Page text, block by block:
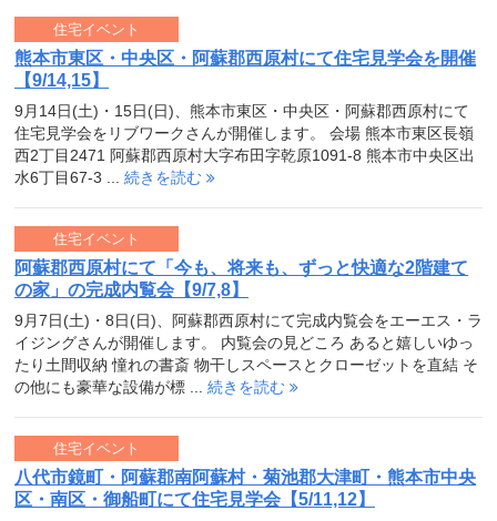
熊本市東区・中央区・阿蘇郡西原村にて住宅見学会を開催
【9/14,15】
9月14日(土)・15日(日)、熊本市東区・中央区・阿蘇郡西原村にて
住宅見学会をリブワークさんが開催します。 会場 熊本市東区長嶺
西2丁目2471 阿蘇郡西原村大字布田字乾原1091-8 熊本市中央区出
水6丁目67-3 ... 続きを読む
住宅イベント
阿蘇郡西原村にて「今も、将来も、ずっと快適な2階建て
の家」の完成内覧会【9/7,8】
9月7日(土)・8日(日)、阿蘇郡西原村にて完成内覧会をエーエス・ラ
イジングさんが開催します。 内覧会の見どころ あると嬉しいゆっ
たり土間収納 憧れの書斎 物干しスペースとクローゼットを直結 そ
の他にも豪華な設備が標 ... 続きを読む
住宅イベント
八代市鏡町・阿蘇郡南阿蘇村・菊池郡大津町・熊本市中央
区・南区・御船町にて住宅見学会【5/11,12】
住宅イベント